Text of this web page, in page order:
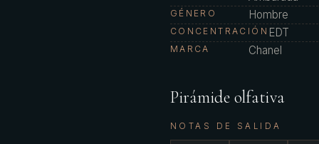
GÉNERO Hombre
CONCENTRACIÓN EDT
MARCA Chanel
Pirámide olfativa
NOTAS DE SALIDA